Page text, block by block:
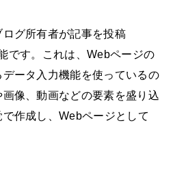
グ所有者が記事を投稿
です。これは、Webページの
データ入力機能を使っているの
像、動画などの要素を盛り込
作成し、Webページとして